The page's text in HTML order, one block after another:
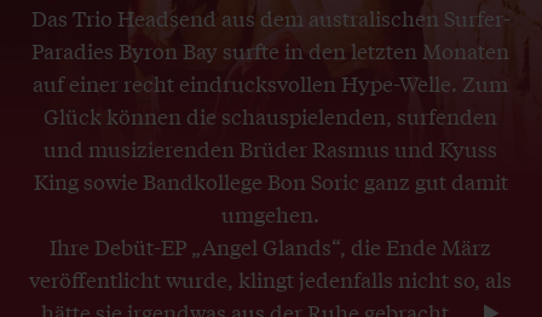
Das Trio Headsend aus dem australischen Surfer-
Paradies Byron Bay surfte in den letzten Monaten
auf einer recht eindrucksvollen Hype-Welle. Zum
Glück können die schauspielenden, surfenden
und musizierenden Brüder Rasmus und Kyuss
King sowie Bandkollege Bon Soric ganz gut damit
umgehen.
Ihre Debüt-EP „Angel Glands“, die Ende März
veröffentlicht wurde, klingt jedenfalls nicht so, als